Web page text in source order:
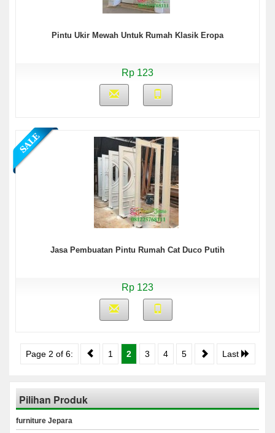
Pintu Ukir Mewah Untuk Rumah Klasik Eropa
Rp 123
Jasa Pembuatan Pintu Rumah Cat Duco Putih
Rp 123
Page 2 of 6: 1 2 3 4 5 Last
Pilihan Produk
furniture Jepara